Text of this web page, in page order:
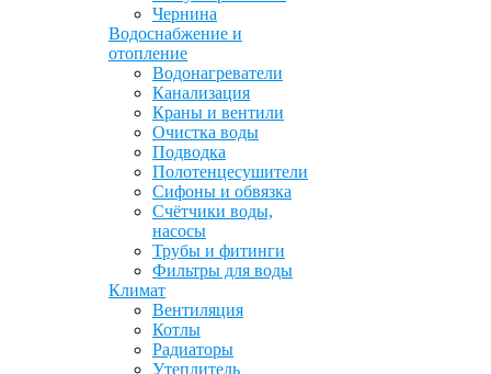
Чернина
Водоснабжение и
отопление
Водонагреватели
Канализация
Краны и вентили
Очистка воды
Подводка
Полотенцесушители
Сифоны и обвязка
Счётчики воды,
насосы
Трубы и фитинги
Фильтры для воды
Климат
Вентиляция
Котлы
Радиаторы
Утеплитель